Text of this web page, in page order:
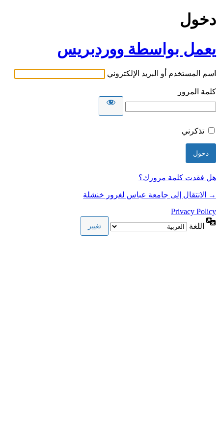
دخول
يعمل بواسطة ووردبريس
اسم المستخدم أو البريد الإلكتروني
كلمة المرور
تذكرني
هل فقدت كلمة مرورك؟
→ الانتقال إلى جامعة عباس لغرور خنشلة
Privacy Policy
اللغة